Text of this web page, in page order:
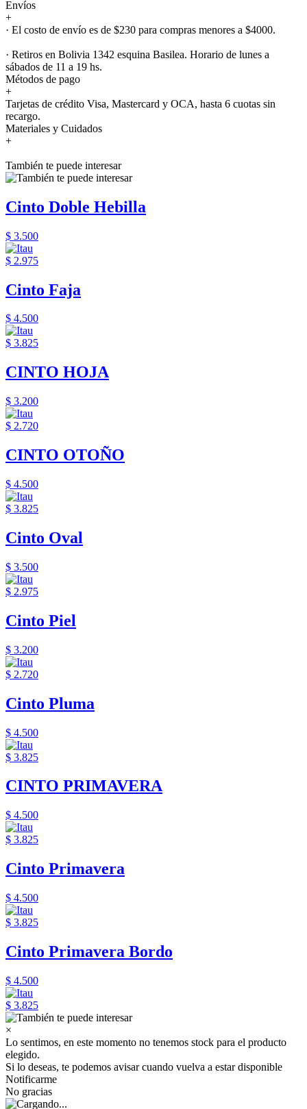
Envíos
+
· El costo de envío es de $230 para compras menores a $4000.
· Retiros en Bolivia 1342 esquina Basilea. Horario de lunes a
sábados de 11 a 19 hs.
Métodos de pago
+
Tarjetas de crédito Visa, Mastercard y OCA, hasta 6 cuotas sin
recargo.
Materiales y Cuidados
+
También te puede interesar
Cinto Doble Hebilla
$ 3.500
$ 2.975
Cinto Faja
$ 4.500
$ 3.825
CINTO HOJA
$ 3.200
$ 2.720
CINTO OTOÑO
$ 4.500
$ 3.825
Cinto Oval
$ 3.500
$ 2.975
Cinto Piel
$ 3.200
$ 2.720
Cinto Pluma
$ 4.500
$ 3.825
CINTO PRIMAVERA
$ 4.500
$ 3.825
Cinto Primavera
$ 4.500
$ 3.825
Cinto Primavera Bordo
$ 4.500
$ 3.825
×
Lo sentimos, en este momento no tenemos stock para el producto
elegido.
Si lo deseas, te podemos avisar cuando vuelva a estar disponible
Notificarme
No gracias